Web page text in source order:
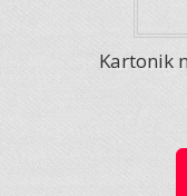
Kartonik